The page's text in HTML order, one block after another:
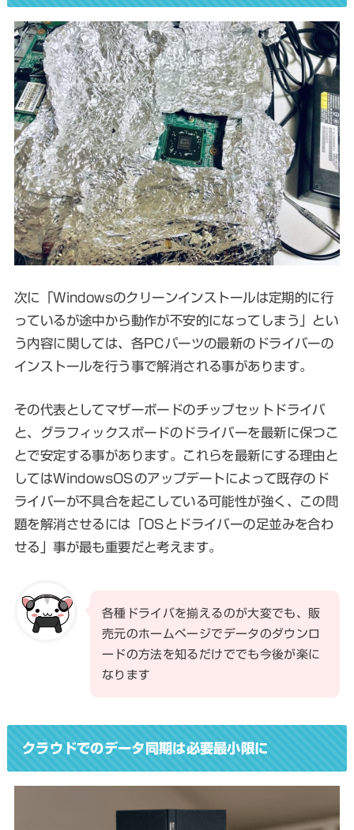
次に「Windowsのクリーンインストールは定期的に行
っているが途中から動作が不安的になってしまう」とい
う内容に関しては、各PCパーツの最新のドライバーの
インストールを行う事で解消される事があります。
その代表としてマザーボードのチップセットドライバ
と、グラフィックスボードのドライバーを最新に保つこ
とで安定する事があります。これらを最新にする理由と
してはWindowsOSのアップデートによって既存のド
ライバーが不具合を起こしている可能性が強く、この問
題を解消させるには「OSとドライバーの足並みを合わ
せる」事が最も重要だと考えます。
各種ドライバを揃えるのが大変でも、販
売元のホームページでデータのダウンロ
ードの方法を知るだけででも今後が楽に
なります
クラウドでのデータ同期は必要最小限に